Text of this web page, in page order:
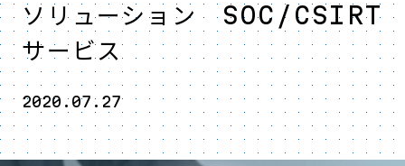
ソリューション SOC/CSIRT
サービス
2020.07.27